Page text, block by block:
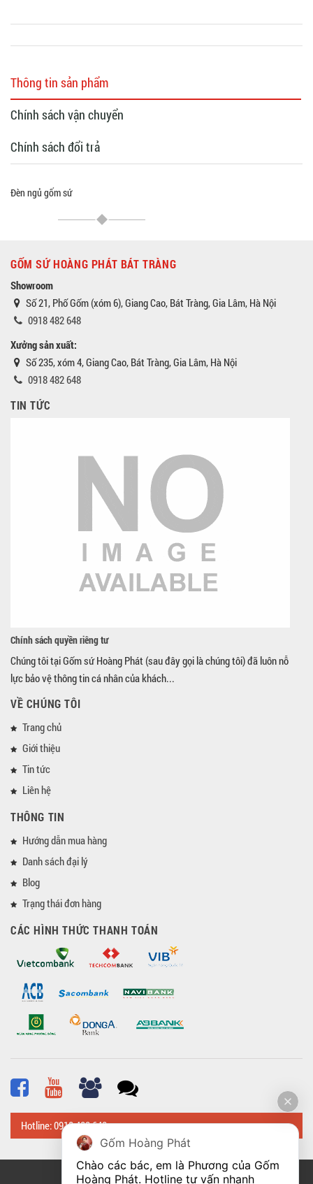
Thông tin sản phẩm
Chính sách vận chuyển
Chính sách đổi trả
Đèn ngủ gốm sứ
GỐM SỨ HOÀNG PHÁT BÁT TRÀNG
Showroom
Số 21, Phố Gốm (xóm 6), Giang Cao, Bát Tràng, Gia Lâm, Hà Nội
0918 482 648
Xưởng sản xuất:
Số 235, xóm 4, Giang Cao, Bát Tràng, Gia Lâm, Hà Nội
0918 482 648
TIN TỨC
Chính sách quyền riêng tư
Chúng tôi tại Gốm sứ Hoàng Phát (sau đây gọi là chúng tôi) đã luôn nỗ
lực bảo vệ thông tin cá nhân của khách...
VỀ CHÚNG TÔI
Trang chủ
Giới thiệu
Tin tức
Liên hệ
THÔNG TIN
Hướng dẫn mua hàng
Danh sách đại lý
Blog
Trạng thái đơn hàng
CÁC HÌNH THỨC THANH TOÁN
Hotline: 0918 482 648
© Bản quyền thuộc vềHoangphatbattrang.vn
Gốm Hoàng Phát
Chào các bác, em là Phương của Gốm